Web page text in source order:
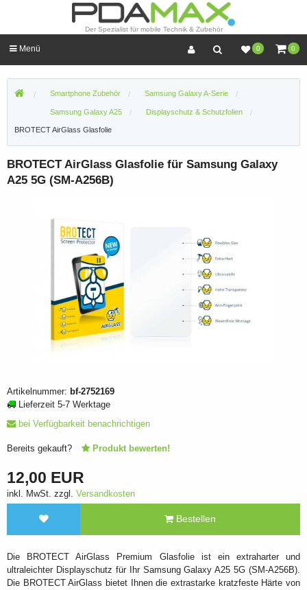
Der Spezialist für mobile Technik & Zubehör
0 0
Menü
Smartphone Zubehör Samsung Galaxy A-Serie
Samsung Galaxy A25 Displayschutz & Schutzfolien
BROTECT AirGlass Glasfolie
BROTECT AirGlass Glasfolie für Samsung Galaxy
A25 5G (SM-A256B)
Artikelnummer: bf-2752169
Lieferzeit 5-7 Werktage
bei Verfügbarkeit benachrichtigen
Bereits gekauft? Produkt bewerten!
12,00 EUR
inkl. MwSt. zzgl. Versandkosten
Bestellen
Die BROTECT AirGlass Premium Glasfolie ist ein extraharter und
ultraleichter Displayschutz für Ihr Samsung Galaxy A25 5G (SM-A256B).
Die BROTECT AirGlass bietet Ihnen die extrastarke kratzfeste Härte von